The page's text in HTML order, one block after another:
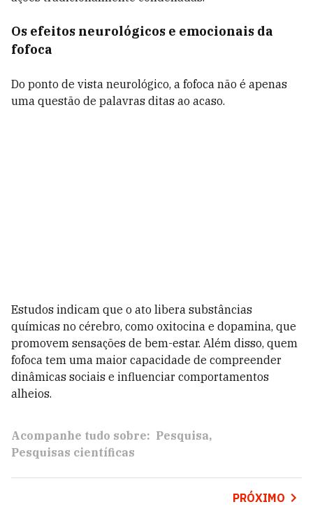
Os efeitos neurológicos e emocionais da
fofoca
Do ponto de vista neurológico, a fofoca não é apenas
uma questão de palavras ditas ao acaso.
Estudos indicam que o ato libera substâncias
químicas no cérebro, como oxitocina e dopamina, que
promovem sensações de bem-estar. Além disso, quem
fofoca tem uma maior capacidade de compreender
dinâmicas sociais e influenciar comportamentos
alheios.
Acompanhe tudo sobre: Pesquisa
Pesquisas científicas
PRÓXIMO